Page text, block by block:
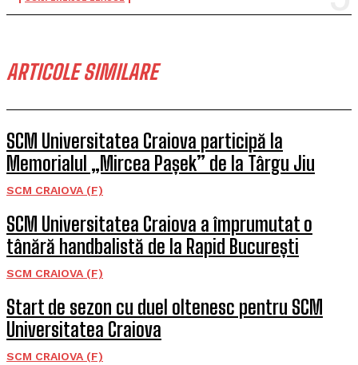
ARTICOLE SIMILARE
SCM Universitatea Craiova participă la
Memorialul „Mircea Pașek” de la Târgu Jiu
SCM CRAIOVA (F)
SCM Universitatea Craiova a împrumutat o
tânără handbalistă de la Rapid București
SCM CRAIOVA (F)
Start de sezon cu duel oltenesc pentru SCM
Universitatea Craiova
SCM CRAIOVA (F)